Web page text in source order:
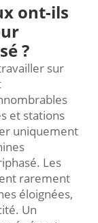
ont-ils
?
sur
et stations
uniquement
Les
rarement
éloignées,
Un